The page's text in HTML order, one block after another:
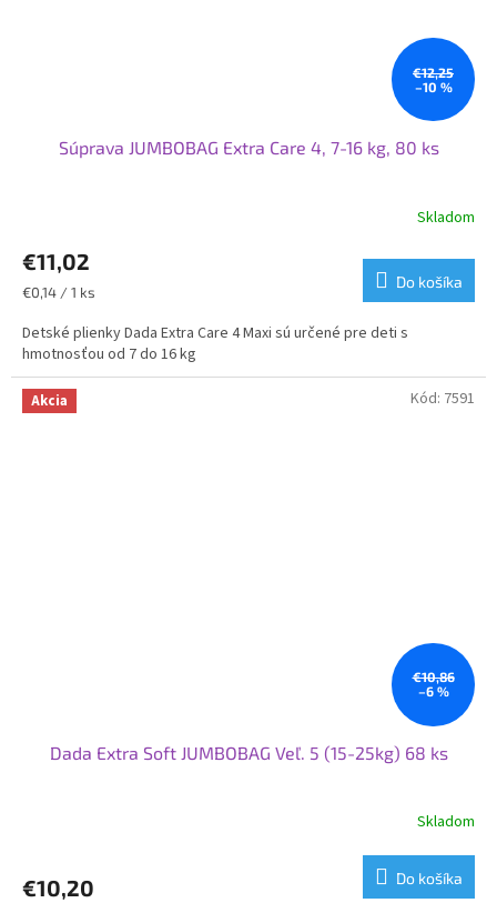
€12,25
–10 %
Súprava JUMBOBAG Extra Care 4, 7-16 kg, 80 ks
produktu
je
4,3
z
5
Skladom
€11,02
Jednotková
€0,14 / 1 ks
Do košíka
Detské plienky Dada Extra Care 4 Maxi sú určené pre deti s
hmotnosťou od 7 do 16 kg
Akcia
€10,86
–6 %
Dada Extra Soft JUMBOBAG Veľ. 5 (15-25kg) 68 ks
je
Skladom
€10,20 Do košíka
Kód: 7591